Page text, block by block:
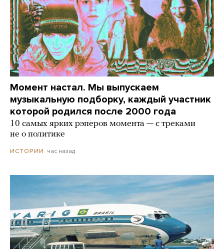
Момент настал. Мы выпускаем
музыкальную подборку, каждый участник
которой родился после 2000 года
10 самых ярких рэперов момента — с треками
не о политике
ИСТОРИИ час назад